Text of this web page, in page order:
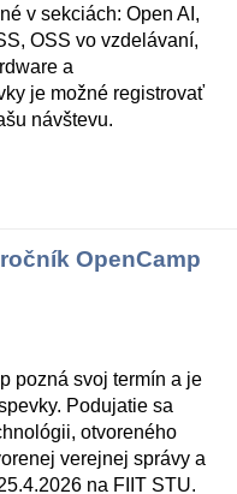
v sekciách: Open AI,
OSS vo vzdelávaní,
a
je možné registrovať
návštevu.
OpenCamp
pozná svoj termín a je
Podujatie sa
otvoreného
verejnej správy a
na FIIT STU.